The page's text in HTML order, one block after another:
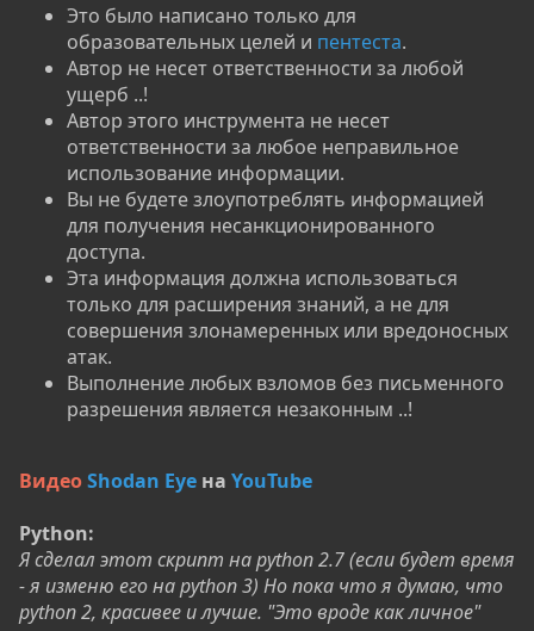
Это было написано только для
образовательных целей и пентеста.
Автор не несет ответственности за любой
ущерб ..!
Автор этого инструмента не несет
ответственности за любое неправильное
использование информации.
Вы не будете злоупотреблять информацией
для получения несанкционированного
доступа.
Эта информация должна использоваться
только для расширения знаний, а не для
совершения злонамеренных или вредоносных
атак.
Выполнение любых взломов без письменного
разрешения является незаконным ..!
ВидеоShodan Eye на YouTube
Python:
Я сделал этот скрипт на python 2.7 (если будет время
- я изменю его на python 3) Но пока что я думаю, что
python 2, красивее и лучше. "Это вроде как личное"